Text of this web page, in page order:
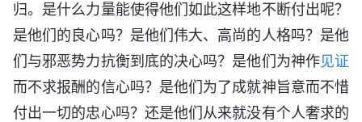
归。是什么力量能使得他们如此这样地不断付出呢？
是他们的良心吗？是他们伟大、高尚的人格吗？是他
们与邪恶势力抗衡到底的决心吗？是他们为神作见证
而不求报酬的信心吗？是他们为了成就神旨意而不惜
付出一切的忠心吗？还是他们从来就没有个人奢求的